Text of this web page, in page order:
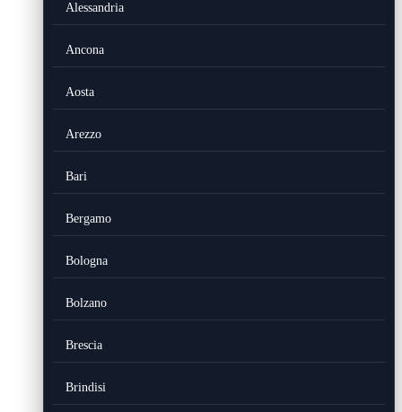
Alessandria
Ancona
Aosta
Arezzo
Bari
Bergamo
Bologna
Bolzano
Brescia
Brindisi